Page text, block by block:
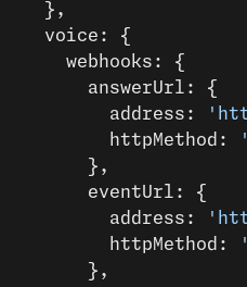
    },
    voice: {
      webhooks: {
        answerUrl: {
          address:
          httpMethod:
        },
        eventUrl: {
          address:
          httpMethod:
        },